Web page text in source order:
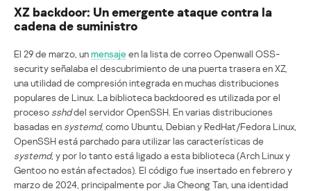
XZ backdoor: Un emergente ataque contra la
cadena de suministro
El 29 de marzo, unmensaje en la lista de correo Openwall OSS-
security señalaba el descubrimiento de una puerta trasera en XZ,
una utilidad de compresión integrada en muchas distribuciones
populares de Linux. La biblioteca backdoored es utilizada por el
proceso sshddel servidor OpenSSH. En varias distribuciones
basadas en systemd, como Ubuntu, Debian y RedHat/Fedora Linux,
OpenSSH está parchado para utilizar las características de
systemd, y por lo tanto está ligado a esta biblioteca (Arch Linux y
Gentoo no están afectados). El código fue insertado en febrero y
marzo de 2024, principalmente por Jia Cheong Tan, una identidad